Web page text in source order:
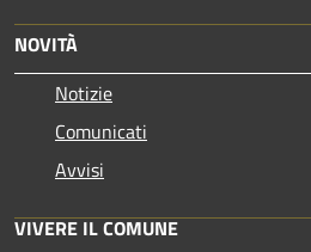
NOVITÀ
Notizie
Comunicati
Avvisi
VIVERE IL COMUNE